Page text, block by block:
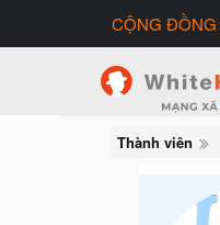
CỘNG ĐỒNG
Thành viên